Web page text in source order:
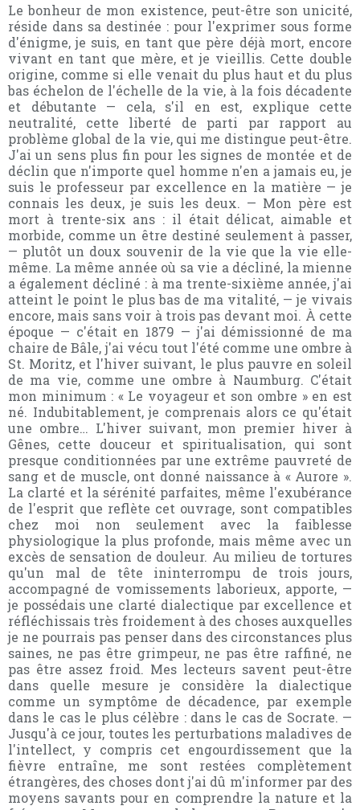
Le bonheur de mon existence, peut-être son unicité,
réside dans sa destinée : pour l'exprimer sous forme
d'énigme, je suis, en tant que père déjà mort, encore
vivant en tant que mère, et je vieillis. Cette double
origine, comme si elle venait du plus haut et du plus
bas échelon de l'échelle de la vie, à la fois décadente
et débutante — cela, s'il en est, explique cette
neutralité, cette liberté de parti par rapport au
problème global de la vie, qui me distingue peut-être.
J'ai un sens plus fin pour les signes de montée et de
déclin que n'importe quel homme n'en a jamais eu, je
suis le professeur par excellence en la matière — je
connais les deux, je suis les deux. — Mon père est
mort à trente-six ans : il était délicat, aimable et
morbide, comme un être destiné seulement à passer,
— plutôt un doux souvenir de la vie que la vie elle-
même. La même année où sa vie a décliné, la mienne
a également décliné : à ma trente-sixième année, j'ai
atteint le point le plus bas de ma vitalité, — je vivais
encore, mais sans voir à trois pas devant moi. À cette
époque — c'était en 1879 — j'ai démissionné de ma
chaire de Bâle, j'ai vécu tout l'été comme une ombre à
St. Moritz, et l'hiver suivant, le plus pauvre en soleil
de ma vie, comme une ombre à Naumburg. C'était
mon minimum : « Le voyageur et son ombre » en est
né. Indubitablement, je comprenais alors ce qu'était
une ombre… L'hiver suivant, mon premier hiver à
Gênes, cette douceur et spiritualisation, qui sont
presque conditionnées par une extrême pauvreté de
sang et de muscle, ont donné naissance à « Aurore ».
La clarté et la sérénité parfaites, même l'exubérance
de l'esprit que reflète cet ouvrage, sont compatibles
chez moi non seulement avec la faiblesse
physiologique la plus profonde, mais même avec un
excès de sensation de douleur. Au milieu de tortures
qu'un mal de tête ininterrompu de trois jours,
accompagné de vomissements laborieux, apporte, —
je possédais une clarté dialectique par excellence et
réfléchissais très froidement à des choses auxquelles
je ne pourrais pas penser dans des circonstances plus
saines, ne pas être grimpeur, ne pas être raffiné, ne
pas être assez froid. Mes lecteurs savent peut-être
dans quelle mesure je considère la dialectique
comme un symptôme de décadence, par exemple
dans le cas le plus célèbre : dans le cas de Socrate. —
Jusqu'à ce jour, toutes les perturbations maladives de
l'intellect, y compris cet engourdissement que la
fièvre entraîne, me sont restées complètement
étrangères, des choses dont j'ai dû m'informer par des
moyens savants pour en comprendre la nature et la